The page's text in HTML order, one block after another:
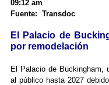
09:12 am
Fuente: Transdoc
El Palacio de
por remodelación
El Palacio de Buckingham,
al público hasta 2027